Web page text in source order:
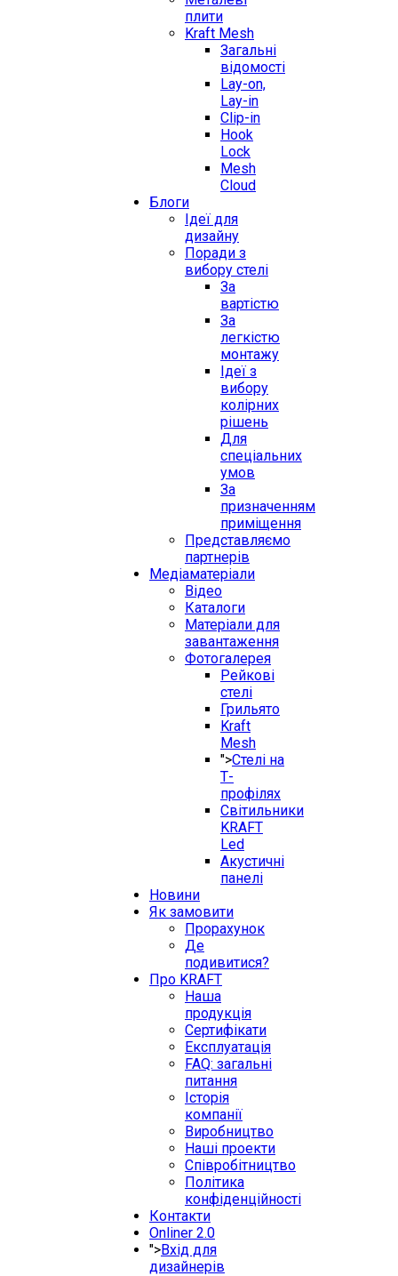
плити
Kraft Mesh
Загальні
відомості
Lay-on,
Lay-in
Clip-in
Hook
Lock
Mesh
Cloud
Блоги
Ідеї для
дизайну
Поради з
вибору стелі
За
вартістю
За
легкістю
монтажу
Ідеї з
вибору
колірних
рішень
Для
спеціальних
умов
За
призначенням
приміщення
Представляємо
партнерів
Медіаматеріали
Відео
Каталоги
Матеріали для
завантаження
Фотогалерея
Рейкові
стелі
Грильято
Kraft
Mesh
">Стелі на
Т-
профілях
Світильники
KRAFT
Led
Акустичні
панелі
Новини
Як замовити
Прорахунок
Де
подивитися?
Про KRAFT
Наша
продукція
Сертифікати
Експлуатація
FAQ: загальні
питання
Історія
компанії
Виробництво
Наші проекти
Співробітництво
Політика
конфіденційності
Контакти
Onliner 2.0
">Вхід для
дизайнерів